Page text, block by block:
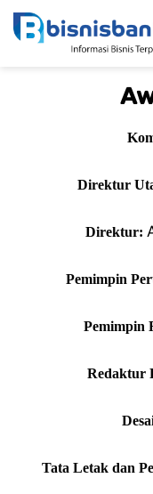
Direktur
Direktur:
Pemimpin
Pemimpin
Redaktur
Tata Letak dan